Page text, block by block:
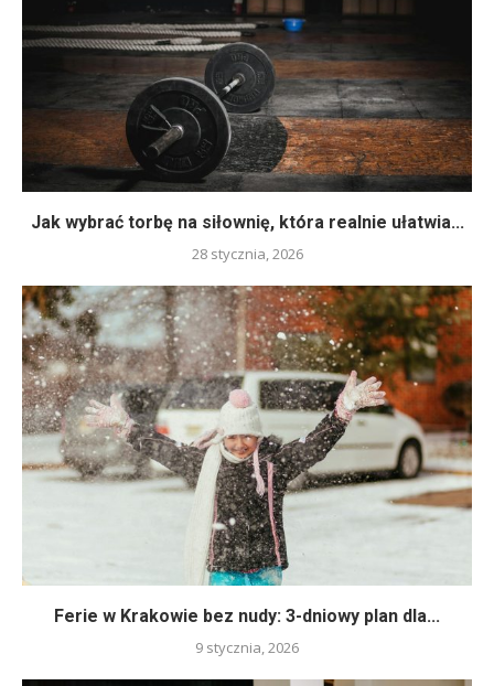
Jak wybrać torbę na siłownię, która realnie ułatwia...
28 stycznia, 2026
Ferie w Krakowie bez nudy: 3-dniowy plan dla...
9 stycznia, 2026